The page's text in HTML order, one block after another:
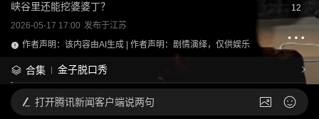
峡谷里还能挖婆婆丁？
2026-05-17 17:00 发布于江苏
作者声明：该内容由AI生成 | 作者声明：剧情演绎，仅供娱乐
合集 金子脱口秀
12
打开腾讯新闻客户端说两句